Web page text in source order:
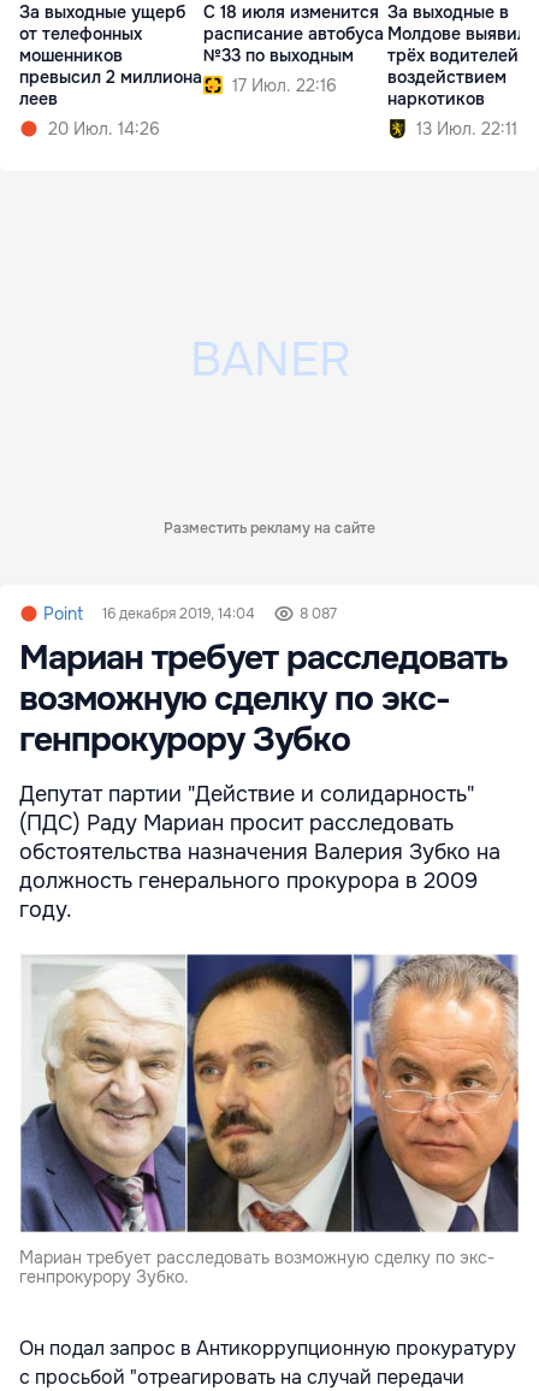
За выходные ущерб
от телефонных
мошенников
превысил 2 миллиона
леев
20 Июл. 14:26
С 18 июля изменится
расписание автобуса
№33 по выходным
17 Июл. 22:16
За выходные в
Молдове выявили
трёх водителей
воздействием
наркотиков
13 Июл. 22:11
Разместить рекламу на сайте
Point 16 декабря 2019, 14:04 8 087
Мариан требует расследовать
возможную сделку по экс-
генпрокурору Зубко
Депутат партии "Действие и солидарность"
(ПДС) Раду Мариан просит расследовать
обстоятельства назначения Валерия Зубко на
должность генерального прокурора в 2009
году.
Мариан требует расследовать возможную сделку по экс-
генпрокурору Зубко.
Он подал запрос в Антикоррупционную прокуратуру
с просьбой "отреагировать на случай передачи